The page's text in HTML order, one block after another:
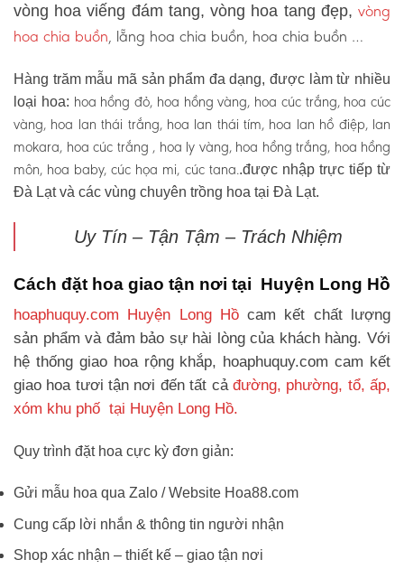
vòng hoa viếng đám tang, vòng hoa tang đẹp, vòng
hoa chia buồn, lẵng hoa chia buồn, hoa chia buồn …
Hàng trăm mẫu mã sản phẩm đa dạng, được làm từ nhiều
loại hoa: hoa hồng đỏ, hoa hồng vàng, hoa cúc trắng, hoa cúc
vàng, hoa lan thái trắng, hoa lan thái tím, hoa lan hồ điệp, lan
mokara, hoa cúc trắng , hoa ly vàng, hoa hồng trắng, hoa hồng
môn, hoa baby, cúc họa mi, cúc tana..được nhập trực tiếp từ
Đà Lạt và các vùng chuyên trồng hoa tại Đà Lạt.
Uy Tín – Tận Tậm – Trách Nhiệm
Cách đặt hoa giao tận nơi tại Huyện Long Hồ
hoaphuquy.com Huyện Long Hồcam kết chất lượng
sản phẩm và đảm bảo sự hài lòng của khách hàng. Với
hệ thống giao hoa rộng khắp, hoaphuquy.com cam kết
giao hoa tươi tận nơi đến tất cả đường, phường, tổ, ấp,
xóm khu phố tại Huyện Long Hồ.
Quy trình đặt hoa cực kỳ đơn giản:
Gửi mẫu hoa qua Zalo / Website Hoa88.com
Cung cấp lời nhắn & thông tin người nhận
Shop xác nhận – thiết kế – giao tận nơi